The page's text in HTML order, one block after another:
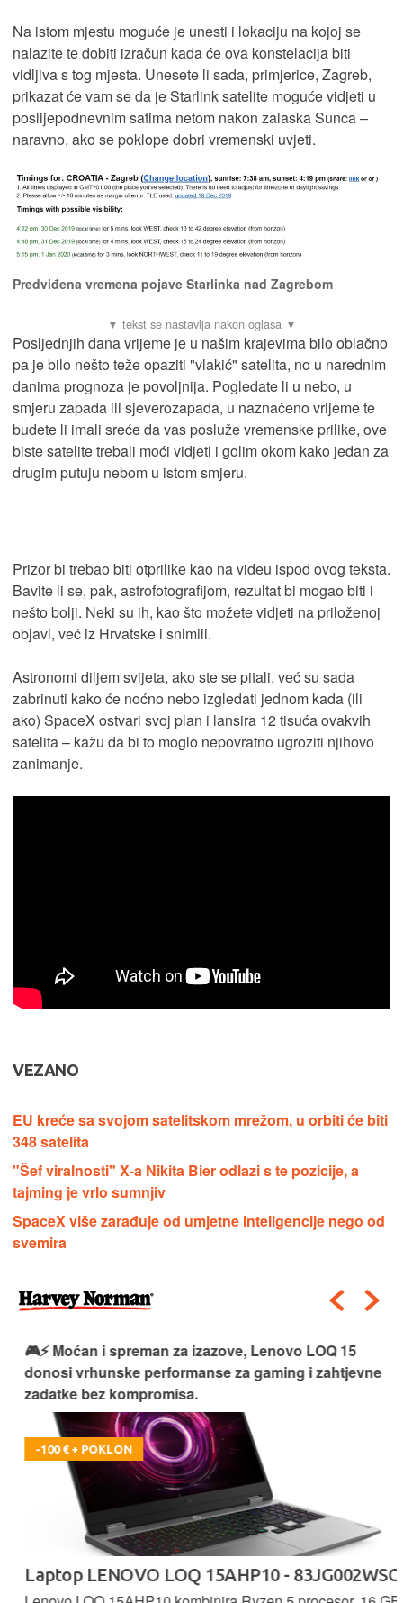
Na istom mjestu moguće je unesti i lokaciju na kojoj se
nalazite te dobiti izračun kada će ova konstelacija biti
vidljiva s tog mjesta. Unesete li sada, primjerice, Zagreb,
prikazat će vam se da je Starlink satelite moguće vidjeti u
poslijepodnevnim satima netom nakon zalaska Sunca –
naravno, ako se poklope dobri vremenski uvjeti.
Predviđena vremena pojave Starlinka nad Zagrebom
Posljednjih dana vrijeme je u našim krajevima bilo oblačno
pa je bilo nešto teže opaziti "vlakić" satelita, no u narednim
danima prognoza je povoljnija. Pogledate li u nebo, u
smjeru zapada ili sjeverozapada, u naznačeno vrijeme te
budete li imali sreće da vas posluže vremenske prilike, ove
biste satelite trebali moći vidjeti i golim okom kako jedan za
drugim putuju nebom u istom smjeru.
Prizor bi trebao biti otprilike kao na videu ispod ovog teksta.
Bavite li se, pak, astrofotografijom, rezultat bi mogao biti i
nešto bolji. Neki su ih, kao što možete vidjeti na priloženoj
objavi, već iz Hrvatske i snimili.
Astronomi diljem svijeta, ako ste se pitali, već su sada
zabrinuti kako će noćno nebo izgledati jednom kada (ili
ako) SpaceX ostvari svoj plan i lansira 12 tisuća ovakvih
satelita – kažu da bi to moglo nepovratno ugroziti njihovo
zanimanje.
VEZANO
EU kreće sa svojom satelitskom mrežom, u orbiti će biti
348 satelita
"Šef viralnosti" X-a Nikita Bier odlazi s te pozicije, a
tajming je vrlo sumnjiv
SpaceX više zarađuje od umjetne inteligencije nego od
svemira
🎮⚡ Moćan i spreman za izazove, Lenovo LOQ 15
donosi vrhunske performanse za gaming i zahtjevne
zadatke bez kompromisa.
-100 € + POKLON
Laptop LENOVO LOQ 15AHP10 - 83JG002WSC